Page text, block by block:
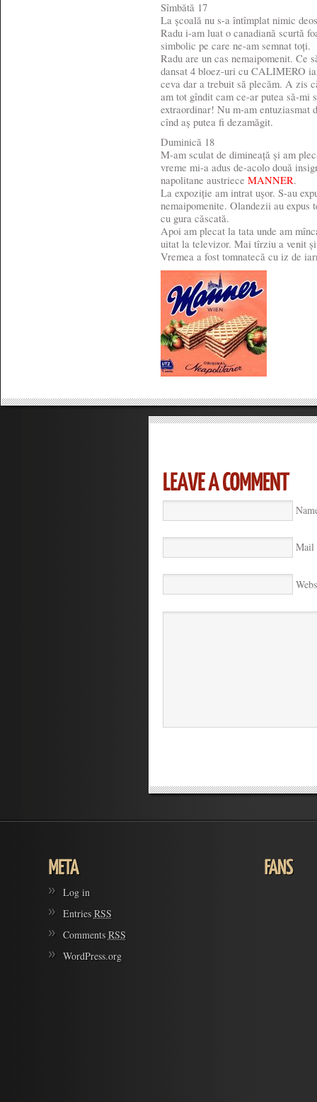
Sîmbătă 17
La școală nu s-a întîmplat nimic
Radu i-am luat o canadiană scurtă
simbolic pe care ne-am semnat toți.
Radu are un cas nemaipomenit. Ce
dansat 4 bloez-uri cu CALIMERO
ceva dar a trebuit să plecăm. A zis
am tot gîndit cam ce-ar putea să-mi
extraordinar! Nu m-am entuziasmat
cînd aș putea fi dezamăgit.
Duminică 18
M-am sculat de dimineață și am
vreme mi-a adus de-acolo două
napolitane austriece MANNER.
La expoziție am intrat ușor. S-au
nemaipomenite. Olandezii au
cu gura căscată.
Apoi am plecat la tata unde am
uitat la televizor. Mai tîrziu a venit
Vremea a fost tomnatecă cu iz de
Mail
Log in
Entries RSS
Comments RSS
WordPress.org